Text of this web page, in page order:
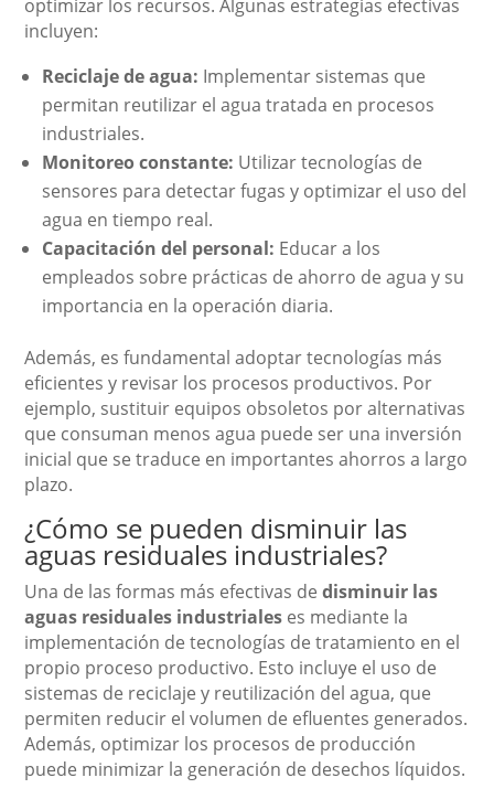
optimizar los recursos. Algunas estrategias efectivas
incluyen:
Reciclaje de agua: Implementar sistemas que
permitan reutilizar el agua tratada en procesos
industriales.
Monitoreo constante: Utilizar tecnologías de
sensores para detectar fugas y optimizar el uso del
agua en tiempo real.
Capacitación del personal: Educar a los
empleados sobre prácticas de ahorro de agua y su
importancia en la operación diaria.
Además, es fundamental adoptar tecnologías más
eficientes y revisar los procesos productivos. Por
ejemplo, sustituir equipos obsoletos por alternativas
que consuman menos agua puede ser una inversión
inicial que se traduce en importantes ahorros a largo
plazo.
¿Cómo se pueden disminuir las
aguas residuales industriales?
Una de las formas más efectivas dedisminuir las
aguas residuales industriales es mediante la
implementación de tecnologías de tratamiento en el
propio proceso productivo. Esto incluye el uso de
sistemas de reciclaje y reutilización del agua, que
permiten reducir el volumen de efluentes generados.
Además, optimizar los procesos de producción
puede minimizar la generación de desechos líquidos.